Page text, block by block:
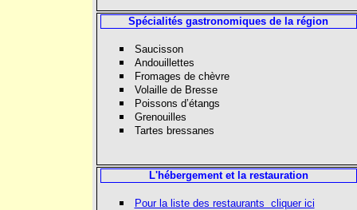
Spécialités gastronomiques de la région
Saucisson
Andouillettes
Fromages de chèvre
Volaille de Bresse
Poissons d’étangs
Grenouilles
Tartes bressanes
L'hébergement et la restauration
Pour la liste des restaurants cliquer ici